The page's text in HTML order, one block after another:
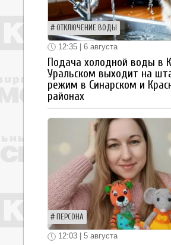
ОТКЛЮЧЕНИЕ ВОДЫ
12:35 | 6 августа
Подача холодной воды в
Уральском выходит на
режим в Синарском и
районах
ПЕРСОНА
12:03 | 5 августа